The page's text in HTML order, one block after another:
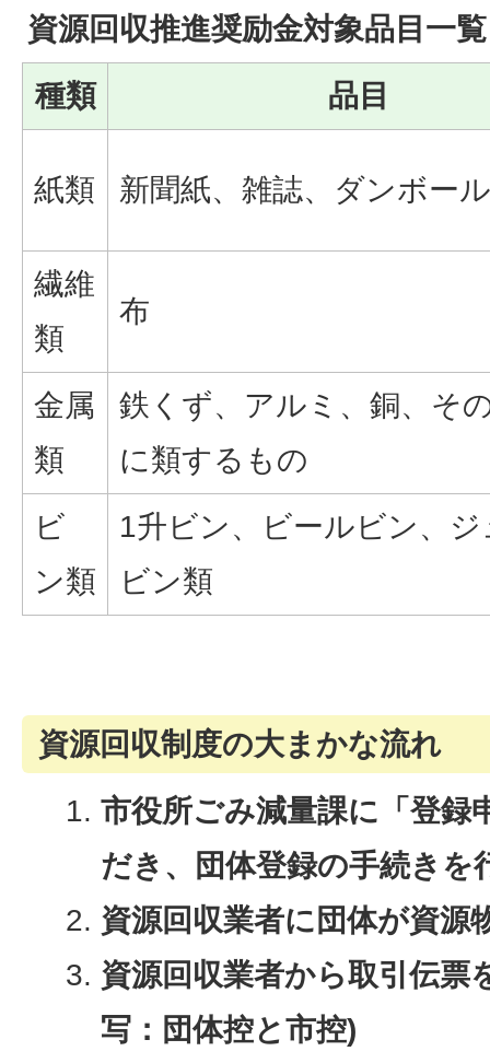
資源回収推進奨励金対象品目一覧
種類
品目
紙類 新聞紙、雑誌、ダンボール
繊維
類
布
金属
類
鉄くず、アルミ、銅、そ
に類するもの
ビ
ン類
1升ビン、ビールビン、ジ
ビン類
資源回収制度の大まかな流れ
市役所ごみ減量課に「登録
だき、団体登録の手続きを
資源回収業者に団体が資源
資源回収業者から取引伝票
写：団体控と市控)